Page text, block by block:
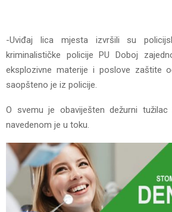
-Uviđaj lica mjesta izvršili su
kriminalističke policije PU Doboj
eksplozivne materije i poslove zaštite
saopšteno je iz policije.
O svemu je obaviješten dežurni
navedenom je u toku.